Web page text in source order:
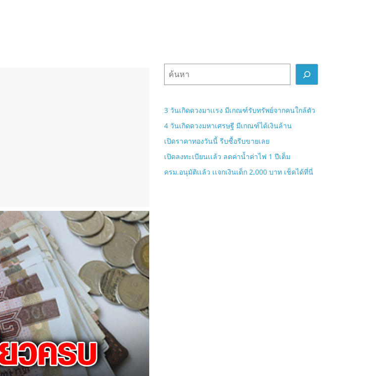
3 วันเกิดดวงมาเเรง มีเกณฑ์รับทรัพย์จากคนใกล้ตัว
4 วันเกิดดวงมหาเศรษฐี มีเกณฑ์ได้เงินล้าน
เปิดราคาทองวันนี้ รีบซื้อรีบขายเลย
เปิดลงทะเบียนเเล้ว ลดค่าน้ำค่าไฟ 1 ปีเต็ม
ครม.อนุมัติเเล้ว เเจกเงินเด็ก 2,000 บาท เช็คได้ที่นี่